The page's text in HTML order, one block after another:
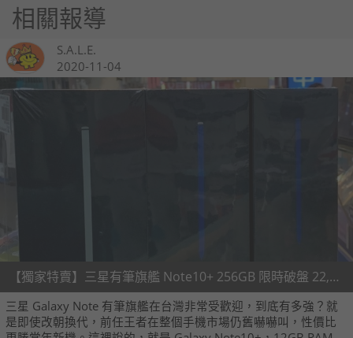
相關報導
S.A.L.E.
2020-11-04
【獨家特賣】三星有筆旗艦 Note10+ 256GB 限時破盤 22,500 元！(11/4~11/10)
三星 Galaxy Note 有筆旗艦在台灣非常受歡迎，到底有多強？就
是即使改朝換代，前任王者在整個手機市場仍舊嚇嚇叫，性價比